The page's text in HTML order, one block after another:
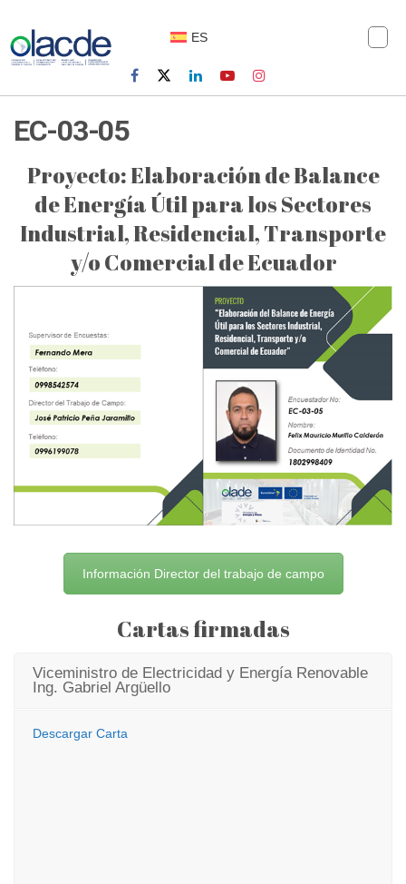
ES
EC-03-05
Proyecto: Elaboración de Balance
de Energía Útil para los Sectores
Industrial, Residencial, Transporte
y/o Comercial de Ecuador
Información Director del trabajo de campo
Cartas firmadas
Viceministro de Electricidad y Energía Renovable
Ing. Gabriel Argüello
Descargar Carta